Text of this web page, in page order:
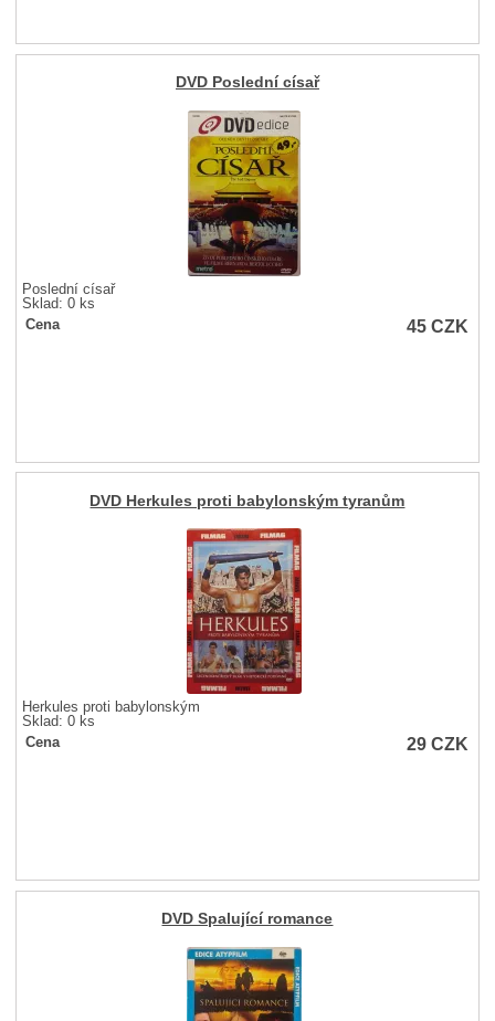
DVD Poslední císař
Poslední císař
Sklad: 0 ks
Cena
45CZK
DVD Herkules proti babylonským tyranům
Herkules proti babylonským
Sklad: 0 ks
Cena
29CZK
DVD Spalující romance